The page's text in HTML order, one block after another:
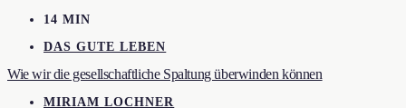
14 MIN
DAS GUTE LEBEN
Wie wir die gesellschaftliche Spaltung überwinden können
MIRIAM LOCHNER